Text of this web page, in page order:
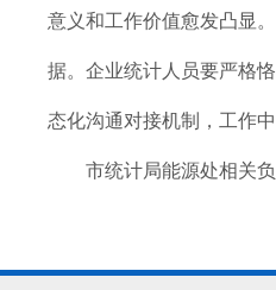
意义和工作价值愈发凸显
据。企业统计人员要严格
态化沟通对接机制，工作
市统计局能源处相关负